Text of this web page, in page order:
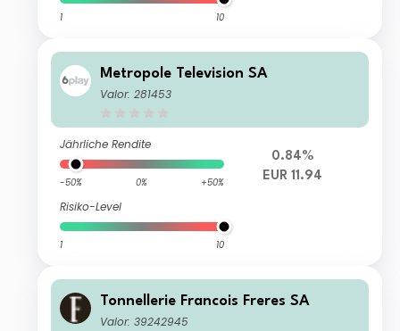
1 10
Metropole Television SA
Valor: 281453
Jährliche Rendite
-50% 0% +50%
Risiko-Level
1 10
0.84%
EUR 11.94
Tonnellerie Francois Freres SA
Valor: 39242945